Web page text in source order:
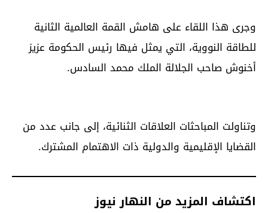
وجرى هذا اللقاء على هامش القمة العالمية الثانية
للطاقة النووية، التي يمثل فيها رئيس الحكومة عزيز
أخنوش صاحب الجلالة الملك محمد السادس.
وتناولت المباحثات العلاقات الثنائية، إلى جانب عدد من
القضايا الإقليمية والدولية ذات الاهتمام المشترك.
اكتشاف المزيد من النهار نيوز